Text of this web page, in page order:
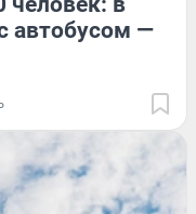
автобусом —